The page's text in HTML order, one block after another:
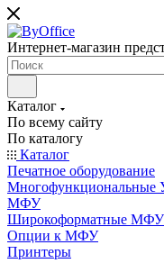
Интернет-магазин
Каталог
По всему сайту
По каталогу
Каталог
Печатное оборудование
Многофункциональные
МФУ
Широкоформатные МФУ
Опции к МФУ
Принтеры